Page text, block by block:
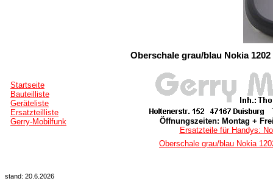
Oberschale grau/blau Nokia
Startseite
Bauteilliste
Geräteliste
Ersatzteilliste
Gerry-Mobilfunk
Öffnungszeiten: Montag +
Ersatzteile für Handys:
Oberschale grau/blau Nokia
stand: 20.6.2026